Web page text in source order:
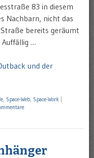
83 in diesem
Nachbarn, nicht das
bereits geräumt
Auffällig …
und der
, Space-Web, Space-Work